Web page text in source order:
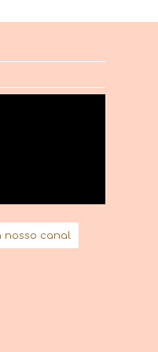
nosso canal